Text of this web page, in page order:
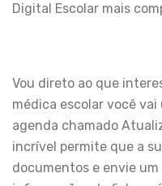
Digital Escolar mais
Vou direto ao que
médica escolar você
agenda chamado
incrível permite que a
documentos e envie